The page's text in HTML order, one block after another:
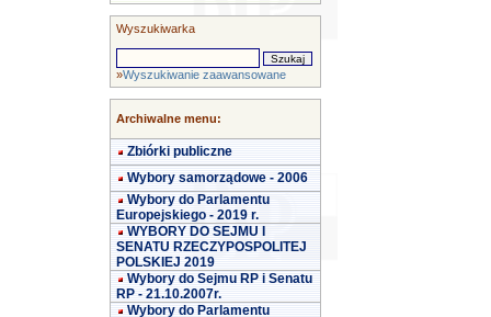
Wyszukiwarka
»Wyszukiwanie zaawansowane
Archiwalne menu:
Zbiórki publiczne
Wybory samorządowe - 2006
Wybory do Parlamentu
Europejskiego - 2019 r.
WYBORY DO SEJMU I
SENATU RZECZYPOSPOLITEJ
POLSKIEJ 2019
Wybory do Sejmu RP i Senatu
RP - 21.10.2007r.
Wybory do Parlamentu